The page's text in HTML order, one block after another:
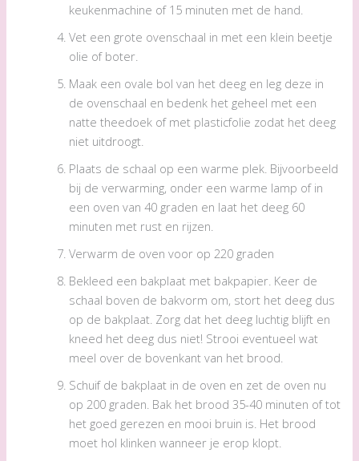
keukenmachine of 15 minuten met de hand.
Vet een grote ovenschaal in met een klein beetje
olie of boter.
Maak een ovale bol van het deeg en leg deze in
de ovenschaal en bedenk het geheel met een
natte theedoek of met plasticfolie zodat het deeg
niet uitdroogt.
Plaats de schaal op een warme plek. Bijvoorbeeld
bij de verwarming, onder een warme lamp of in
een oven van 40 graden en laat het deeg 60
minuten met rust en rijzen.
Verwarm de oven voor op 220 graden
Bekleed een bakplaat met bakpapier. Keer de
schaal boven de bakvorm om, stort het deeg dus
op de bakplaat. Zorg dat het deeg luchtig blijft en
kneed het deeg dus niet! Strooi eventueel wat
meel over de bovenkant van het brood.
Schuif de bakplaat in de oven en zet de oven nu
op 200 graden. Bak het brood 35-40 minuten of tot
het goed gerezen en mooi bruin is. Het brood
moet hol klinken wanneer je erop klopt.